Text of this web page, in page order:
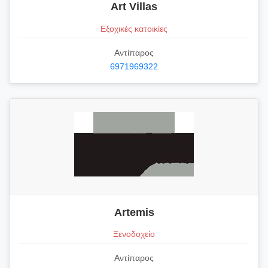
Art Villas
Εξοχικές κατοικίες
Αντίπαρος
6971969322
Artemis
Ξενοδοχείο
Αντίπαρος